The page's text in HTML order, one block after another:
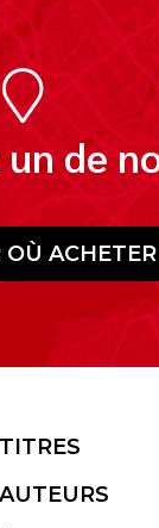
de
OÙ ACHETER
TITRES
AUTEURS